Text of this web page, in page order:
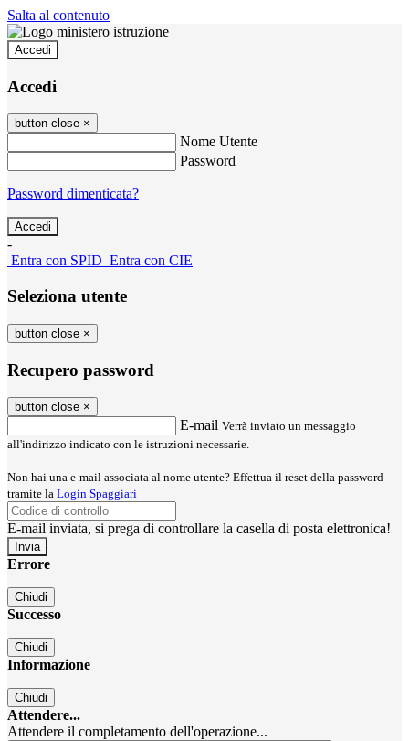
Salta al contenuto
Accedi
Accedi
button close ×
Nome Utente
Password
Password dimenticata?
-
Entra con SPID Entra con CIE
Seleziona utente
button close ×
Recupero password
button close ×
E-mail Verrà inviato un messaggio
all'indirizzo indicato con le istruzioni necessarie.
Non hai una e-mail associata al nome utente? Effettua il reset della password
tramite la Login Spaggiari
E-mail inviata, si prega di controllare la casella di posta elettronica!
Errore
Chiudi
Successo
Chiudi
Informazione
Chiudi
Attendere...
Attendere il completamento dell'operazione...